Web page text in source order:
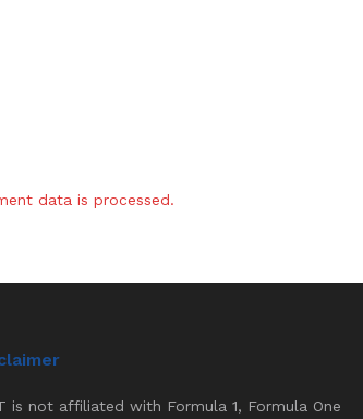
data is processed.
is not affiliated with Formula 1, Formula One